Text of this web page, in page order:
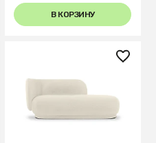
В КОРЗИНУ